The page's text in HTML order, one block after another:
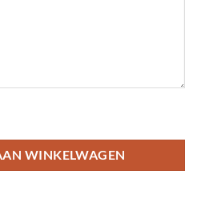
WINKELWAGEN